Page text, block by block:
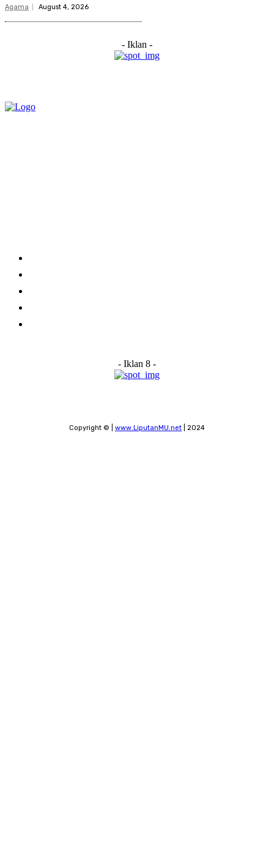
Agama August 4, 2026
- Iklan -
- Iklan 8 -
Copyright © | www.LiputanMU.net | 2024